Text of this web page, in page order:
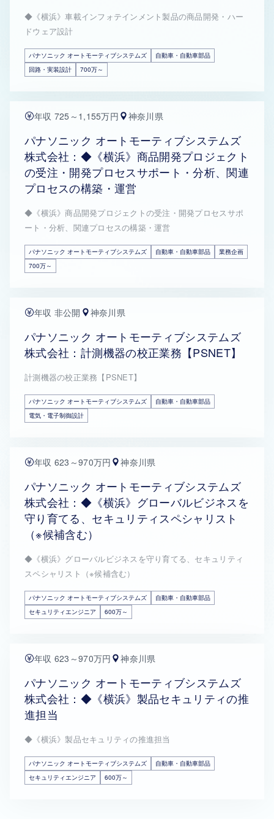
◆《横浜》車載インフォテインメント製品の商品開発・ハー
ドウェア設計
パナソニック オートモーティブシステムズ
自動車・自動車部品
回路・実装設計
700万～
年収 725～1,155万円 神奈川県
パナソニック オートモーティブシステムズ
株式会社：◆《横浜》商品開発プロジェクト
の受注・開発プロセスサポート・分析、関連
プロセスの構築・運営
◆《横浜》商品開発プロジェクトの受注・開発プロセスサポ
ート・分析、関連プロセスの構築・運営
パナソニック オートモーティブシステムズ 自動車・自動車部品
業務企画
700万～
年収 非公開 神奈川県
パナソニック オートモーティブシステムズ
株式会社：計測機器の校正業務【PSNET】
計測機器の校正業務【PSNET】
パナソニック オートモーティブシステムズ
自動車・自動車部品
電気・電子制御設計
年収 623～970万円 神奈川県
パナソニック オートモーティブシステムズ
株式会社：◆《横浜》グローバルビジネスを
守り育てる、セキュリティスペシャリスト
（※候補含む）
◆《横浜》グローバルビジネスを守り育てる、セキュリティ
スペシャリスト（※候補含む）
パナソニック オートモーティブシステムズ
自動車・自動車部品
セキュリティエンジニア
600万～
年収 623～970万円 神奈川県
パナソニック オートモーティブシステムズ
株式会社：◆《横浜》製品セキュリティの推
進担当
◆《横浜》製品セキュリティの推進担当
パナソニック オートモーティブシステムズ
自動車・自動車部品
セキュリティエンジニア
600万～